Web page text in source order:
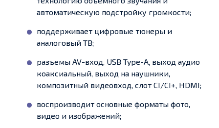
автоматическую подстройку громкости;
поддерживает цифровые тюнеры и
аналоговый ТВ;
разъемы AV-вход, USB Type-A, выход аудио
коаксиальный, выход на наушники,
композитный видеовход, слот CI/CI+, HDMI;
воспроизводит основные форматы фото,
видео и изображений;